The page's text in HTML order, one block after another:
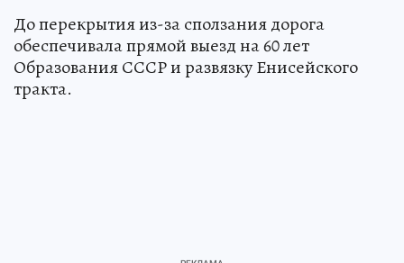
До перекрытия из-за сползания дорога
обеспечивала прямой выезд на 60 лет
Образования СССР и развязку Енисейского
тракта.